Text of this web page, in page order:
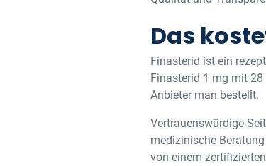
Das
Finasterid ist ein
Finasterid 1 mg mit 28
Anbieter man bestellt.
Vertrauenswürdige
medizinische
von einem